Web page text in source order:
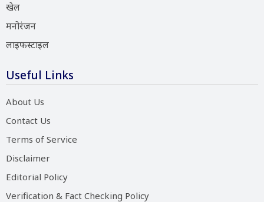
खेल
मनोरंजन
लाइफस्टाइल
Useful Links
About Us
Contact Us
Terms of Service
Disclaimer
Editorial Policy
Verification & Fact Checking Policy